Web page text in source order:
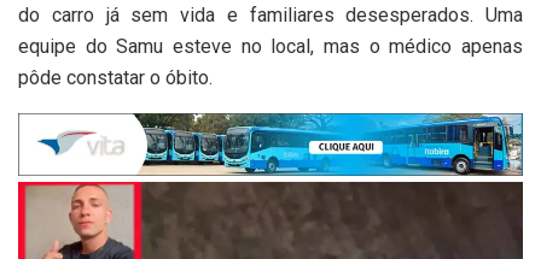
do carro já sem vida e familiares desesperados. Uma
equipe do Samu esteve no local, mas o médico apenas
pôde constatar o óbito.